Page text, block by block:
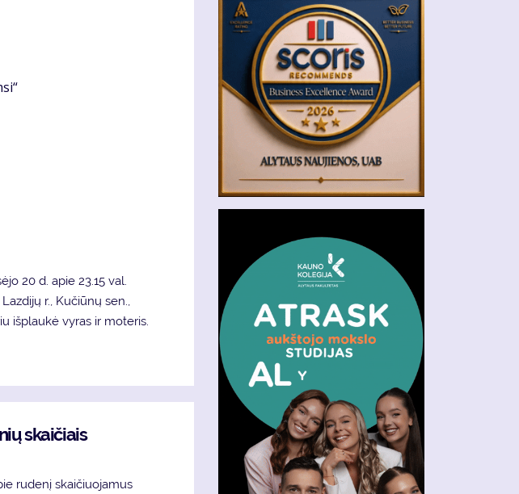
20 d. apie 23.15 val.
r., Kučiūnų sen.,
išplaukė vyras ir moteris.
skaičiais
rudenį skaičiuojamus